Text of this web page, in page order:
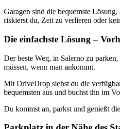
Garagen sind die bequemste
riskierst du, Zeit zu verlieren oder
Die einfachste Lösung –
Der beste Weg, in Salerno zu
müssen, wenn man ankommt.
Mit DriveDrop siehst du die
bequemsten aus und buchst ihn im
Du kommst an, parkst und genießt